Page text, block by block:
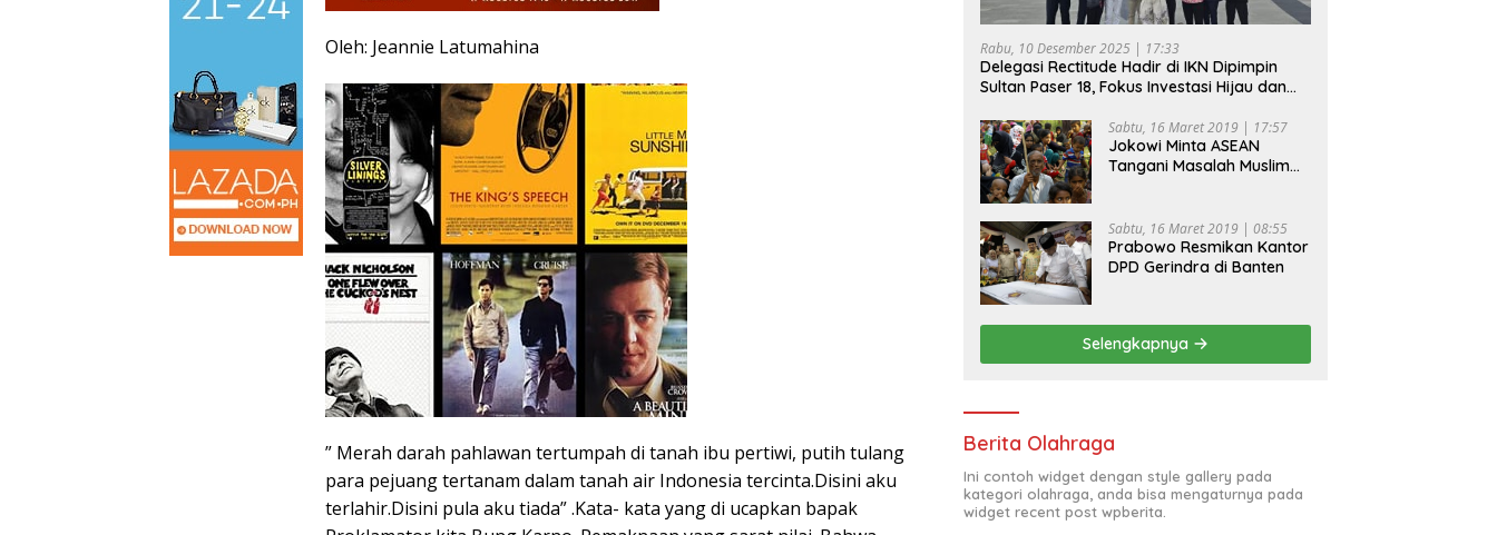
Oleh: Jeannie Latumahina
” Merah darah pahlawan tertumpah di tanah ibu pertiwi, putih tulang
para pejuang tertanam dalam tanah air Indonesia tercinta.Disini aku
terlahir.Disini pula aku tiada” .Kata- kata yang di ucapkan bapak
Rabu, 10 Desember 2025 | 17:33
Delegasi Rectitude Hadir di IKN Dipimpin
Sultan Paser 18, Fokus Investasi Hijau dan
Sabtu, 16 Maret 2019 | 17:57
Jokowi Minta ASEAN
Tangani Masalah Muslim
Sabtu, 16 Maret 2019 | 08:55
Prabowo Resmikan Kantor
DPD Gerindra di Banten
Selengkapnya
Berita Olahraga
Ini contoh widget dengan style gallery pada
kategori olahraga, anda bisa mengaturnya pada
widget recent post wpberita.